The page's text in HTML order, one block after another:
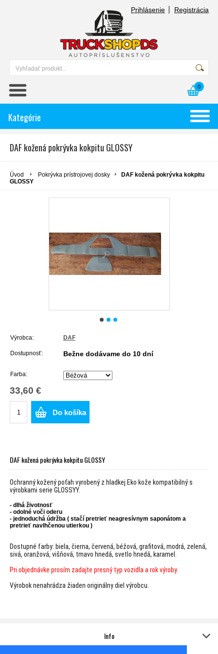
Prihlásenie Registrácia
0
Kategórie
DAF kožená pokrývka kokpitu GLOSSY
Úvod Pokrývka prístrojovej dosky
DAF kožená pokrývka kokpitu
GLOSSY
Výrobca: DAF
Dostupnosť: Bežne dodávame do 10 dní
Farba:
33,60 €
Do košíka
DAF kožená pokrývka kokpitu GLOSSY
Ochranný kožený poťah vyrobený z hladkej Eko kože kompatibilný s
výrobkami serie GLOSSYY.
- dlhá životnosť
- odolné voči oderu
- jednoduchá údržba ( stačí pretrieť neagresívnym saponátom a
pretrieť navlhčenou utierkou )
Dostupné farby: biela, čierna, červená, béžová, grafitová, modrá, zelená,
sivá, oranžová, višňová, tmavo hnedá, svetlo hnedá, karamel.
Pri objednávke prosím zadajte presný typ vozidla a rok výroby.
Výrobok nenahrádza žiaden originálny diel výrobcu.
Info